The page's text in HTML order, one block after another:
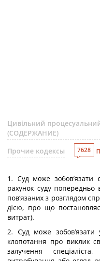
Цивільний
(СОДЕРЖАНИЕ)
Прочие кодексы
7628
1. Суд може зобов’язати
рахунок суду попередньо
пов’язаних з розглядом
дією, про що
витрат).
2. Суд може
клопотання про виклик
залучення